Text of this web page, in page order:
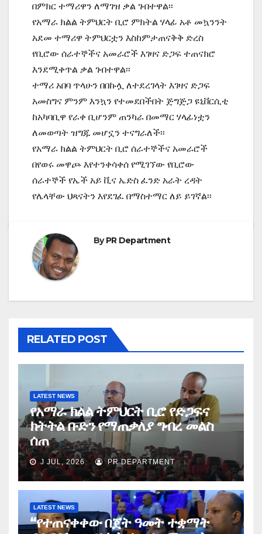
በምክር ተማሪዋን ለማገዝ ቃል ገብተዋል፡፡
የአማራ ክልል ትምህርት ቢሮ ምክትል ሃላፊ አቶ መኳንንት
አደመ ተማሪዋ ትምህርቷን እስከምታጠናቅቅ ድረስ
የቢሮው ሰራተኞችና አመራሮች እገዛና ድጋፍ ተጠናክሮ
እንደሚቀጥል ቃል ገብተዋል፡፡
ተማሪ አበባ ጥላሁን በበኩሏ ለተደረገላት እገዛና ድጋፍ
አመስግና ምንም እንኳን የተመደበችበት ጅግጅጋ ዩኒቨርሲቲ
ከአካባቢዋ የራቀ ቢሆንም ጠንካራ በመማር ሃላፊነቷን
ለመወጣት ዝግጁ መሆኗን ተናግራለች፡፡
የአማራ ክልል ትምህርት ቢሮ ሰራተኞችና አመራሮች
በየወሩ መዋጮ እየተንቀሳቀሰ የሚገኘው የቢሮው
ሰራተኞች የኤች አይ ቪና ኤድስ ፈንድ አራት ረዳት
የሌላቸው ህጻናትን እየደገፈ በማስተማር ለይ ይገኛል፡፡
ByPR Department
RELATED POST
LATEST NEWS
የአማራ ክልል ትምህርት ቢሮ የድጋፍና
ክትትል ቡድን የማጠቃለያ ግብረ መልስ
ሰጠ
J JUL, 2026 PR DEPARTMENT
LATEST NEWS
“የተጠናቀቀው በጀት ዓመት ተቋማት